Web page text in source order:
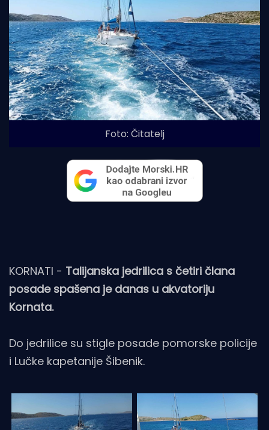
Foto: Čitatelj
KORNATI - Talijanska jedrilica s četiri člana
posade spašena je danas u akvatoriju
Kornata.
Do jedrilice su stigle posade pomorske policije
i Lučke kapetanije Šibenik.